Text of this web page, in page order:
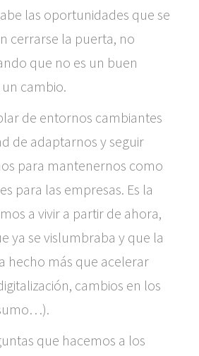
las oportunidades que se
cerrarse la puerta, no
que no es un buen
cambio.
de entornos cambiantes
de adaptarnos y seguir
para mantenernos como
para las empresas. Es la
a vivir a partir de ahora,
ya se vislumbraba y que la
hecho más que acelerar
cambios en los
que hacemos a los